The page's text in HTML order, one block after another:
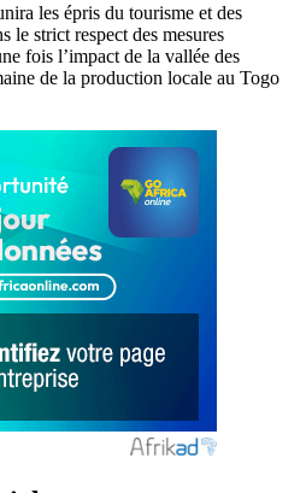
les épris du tourisme et des
le strict respect des mesures
fois l’impact de la vallée des
de la production locale au Togo